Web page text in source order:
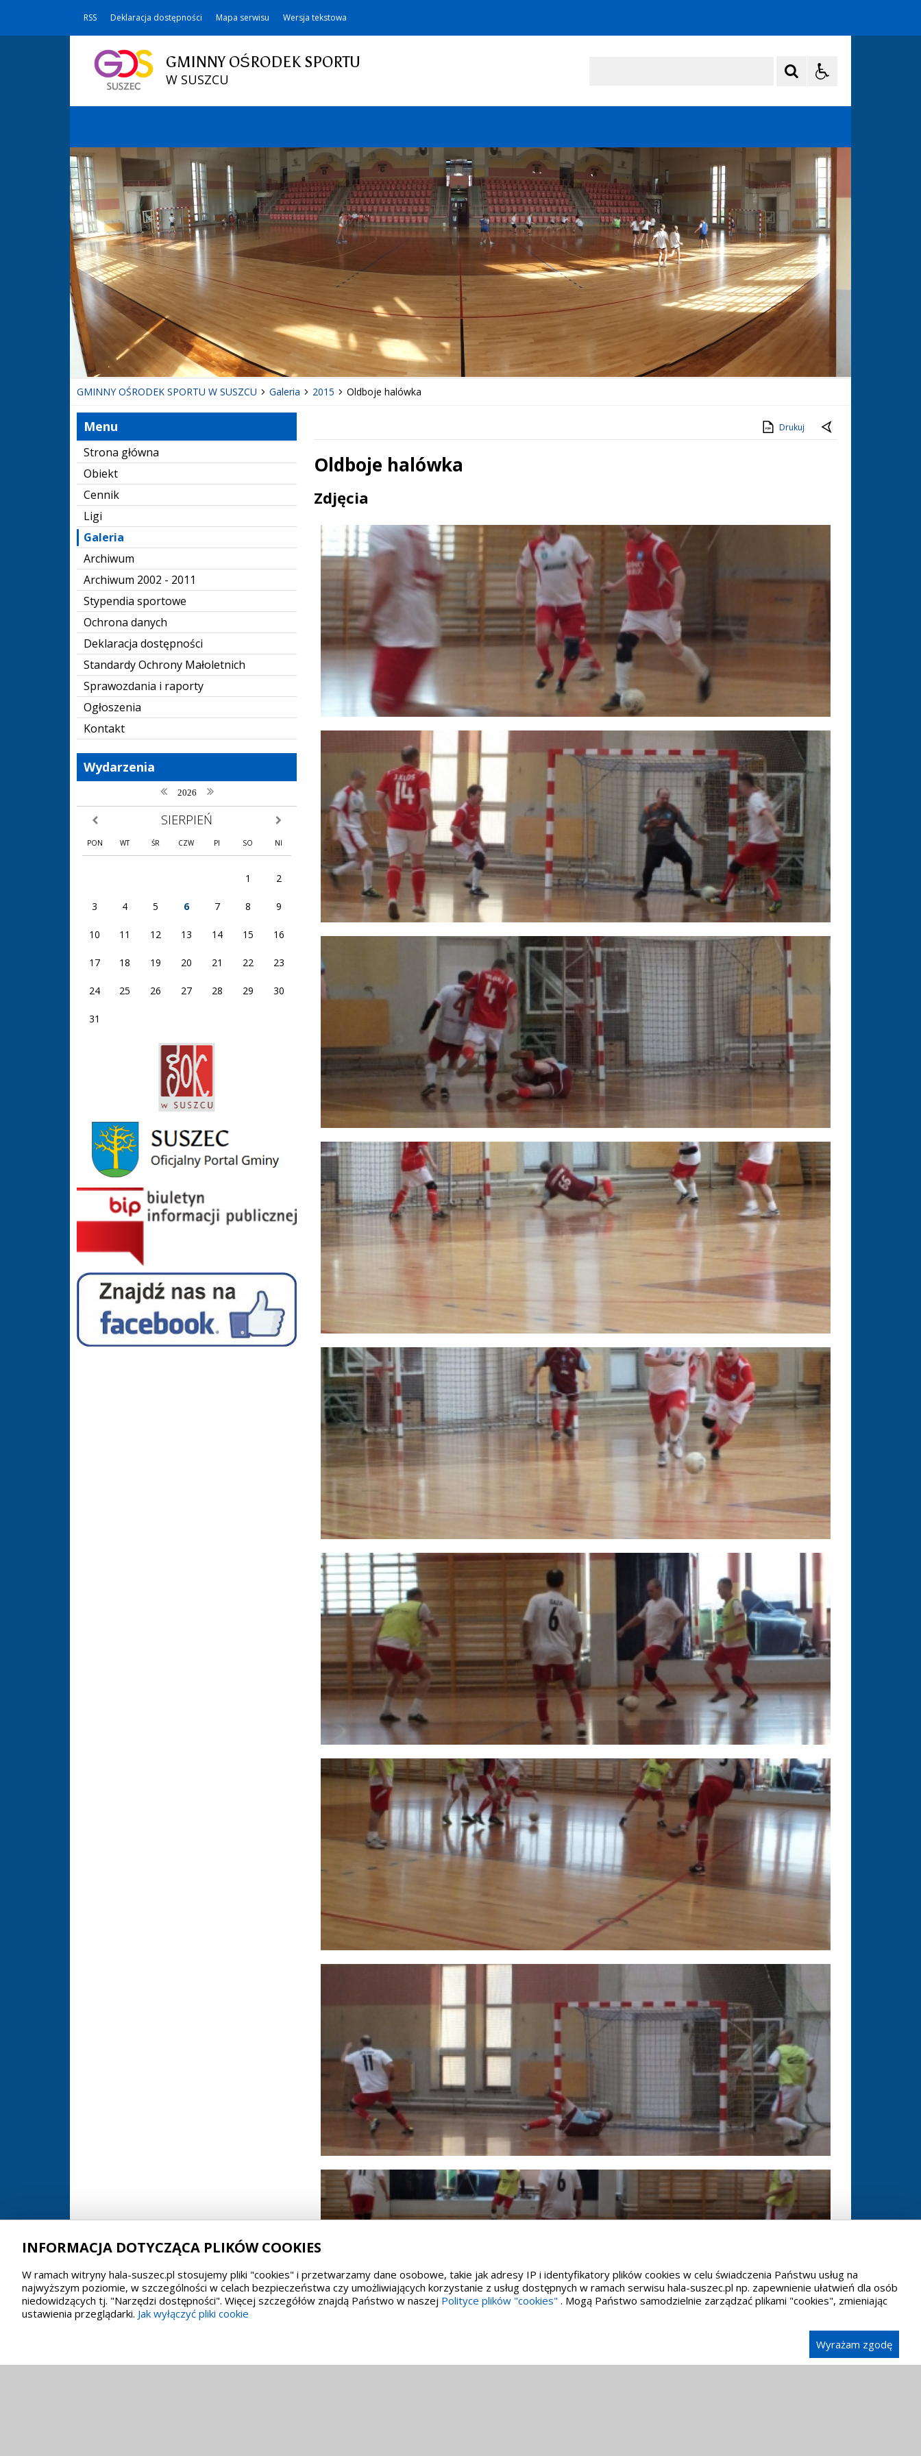
RSS Deklaracja dostępności Mapa serwisu Wersja tekstowa
GMINNY OŚRODEK SPORTU
W SUSZCU
GMINNY OŚRODEK SPORTU W SUSZCU Galeria 2015 Oldboje halówka
Menu
Strona główna
Obiekt
Cennik
Ligi
Galeria
Archiwum
Archiwum 2002 - 2011
Stypendia sportowe
Ochrona danych
Deklaracja dostępności
Standardy Ochrony Małoletnich
Sprawozdania i raporty
Ogłoszenia
Kontakt
Wydarzenia
poprzedni rok
2026 następny rok
poprzedni miesiąc SIERPIEŃ następny miesiąc
PON WT ŚR CZW PI SO NI
1 2
3 4 5 6 7 8 9
10 11 12 13 14 15 16
17 18 19 20 21 22 23
24 25 26 27 28 29 30
31
Gmina Suszec
BIP GOS Suszec
Facebook - Hala Sportowa Suszec
Drukuj
Oldboje halówka
Treść
Zdjęcia
INFORMACJA DOTYCZĄCA PLIKÓW COOKIES
W ramach witryny hala-suszec.pl stosujemy pliki "cookies" i przetwarzamy dane osobowe, takie jak adresy IP i identyfikatory plików cookies w celu świadczenia Państwu usług na
najwyższym poziomie, w szczególności w celach bezpieczeństwa czy umożliwiających korzystanie z usług dostępnych w ramach serwisu hala-suszec.pl np. zapewnienie ułatwień dla osób
niedowidzących tj. "Narzędzi dostępności". Więcej szczegółów znajdą Państwo w naszej Polityce plików "cookies" . Mogą Państwo samodzielnie zarządzać plikami "cookies", zmieniając
ustawienia przeglądarki. Jak wyłączyć pliki cookie
Wyrażam zgodę